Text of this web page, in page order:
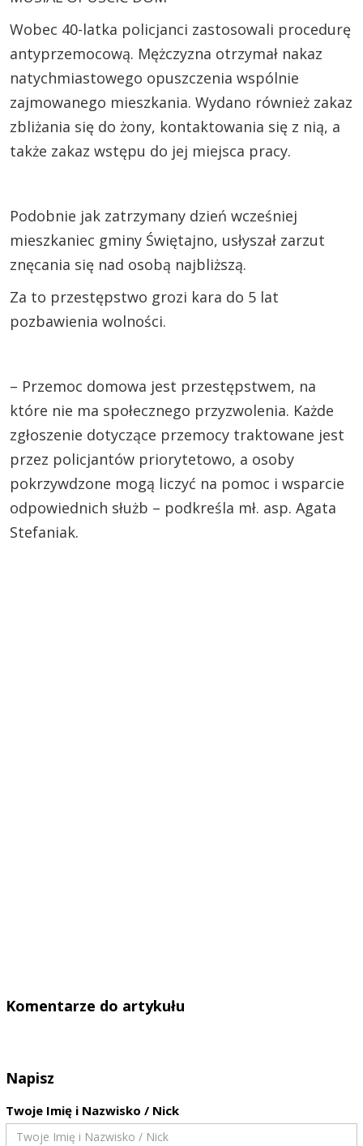
Wobec 40-latka policjanci zastosowali procedurę
antyprzemocową. Mężczyzna otrzymał nakaz
natychmiastowego opuszczenia wspólnie
zajmowanego mieszkania. Wydano również zakaz
zbliżania się do żony, kontaktowania się z nią, a
także zakaz wstępu do jej miejsca pracy.
Podobnie jak zatrzymany dzień wcześniej
mieszkaniec gminy Świętajno, usłyszał zarzut
znęcania się nad osobą najbliższą.
Za to przestępstwo grozi kara do 5 lat
pozbawienia wolności.
– Przemoc domowa jest przestępstwem, na
które nie ma społecznego przyzwolenia. Każde
zgłoszenie dotyczące przemocy traktowane jest
przez policjantów priorytetowo, a osoby
pokrzywdzone mogą liczyć na pomoc i wsparcie
odpowiednich służb – podkreśla mł. asp. Agata
Stefaniak.
Komentarze do artykułu
Napisz
Twoje Imię i Nazwisko / Nick